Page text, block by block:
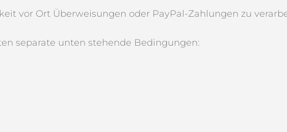
vor Ort Überweisungen oder PayPal-Zahlungen zu
separate unten stehende Bedingungen: